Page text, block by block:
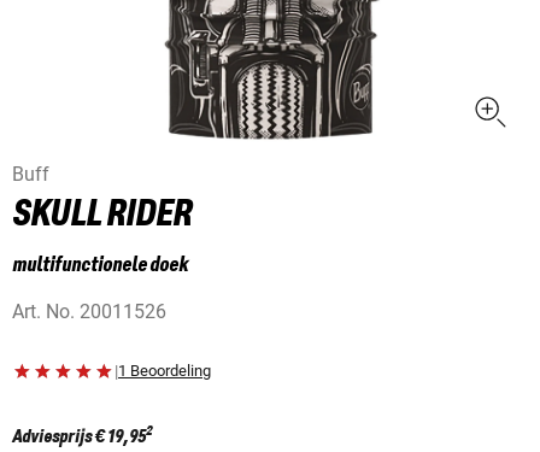
Buff
SKULL RIDER
multifunctionele doek
Art. No. 20011526
|1 Beoordeling
Adviesprijs€ 19,952